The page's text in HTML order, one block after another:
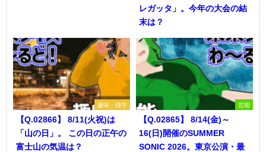
レガッタ」。今年の大会の結
末は？
趣味・雑学
【Q.02866】 8/11(火祝)は
「山の日」。 この日の正午の
富士山の気温は？
芸能
【Q.02865】 8/14(金)～
16(日)開催のSUMMER
SONIC 2026。東京公演・最